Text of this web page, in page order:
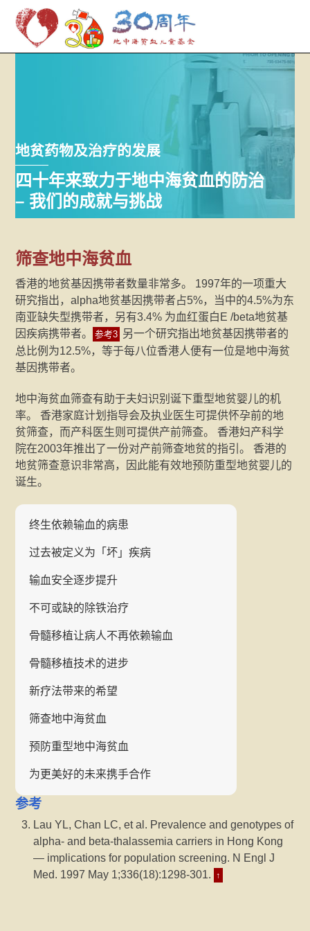
地贫药物及治疗的发展
四十年来致力于地中海贫血的防治
– 我们的成就与挑战
筛查地中海贫血
香港的地贫基因携带者数量非常多。 1997年的一项重大
研究指出，alpha地贫基因携带者占5%，当中的4.5%为东
南亚缺失型携带者，另有3.4% 为血红蛋白E /beta地贫基
因疾病携带者。
参考3 另一个研究指出地贫基因携带者的
总比例为12.5%，等于每八位香港人便有一位是地中海贫
基因携带者。
地中海贫血筛查有助于夫妇识别诞下重型地贫婴儿的机
率。 香港家庭计划指导会及执业医生可提供怀孕前的地
贫筛查，而产科医生则可提供产前筛查。 香港妇产科学
院在2003年推出了一份对产前筛查地贫的指引。 香港的
地贫筛查意识非常高，因此能有效地预防重型地贫婴儿的
诞生。
终生依赖输血的病患
过去被定义为「坏」疾病
输血安全逐步提升
不可或缺的除铁治疗
骨髓移植让病人不再依赖输血
骨髓移植技术的进步
新疗法带来的希望
筛查地中海贫血
预防重型地中海贫血
为更美好的未来携手合作
参考
Lau YL, Chan LC, et al. Prevalence and genotypes of
alpha- and beta-thalassemia carriers in Hong Kong
— implications for population screening. N Engl J
Med. 1997 May 1;336(18):1298-301. ↑